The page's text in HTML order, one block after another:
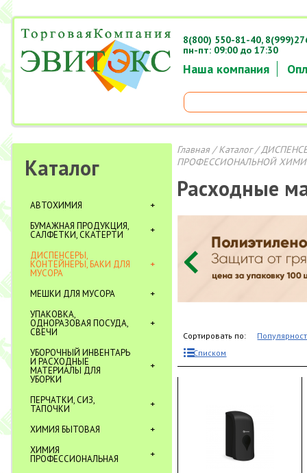
Наша компания
8(800) 550-81-40,
пн-пт: 09:00 до 17:30
Каталог
АВТОХИМИЯ
БУМАЖНАЯ ПРОДУКЦИЯ,
САЛФЕТКИ, СКАТЕРТИ
ДИСПЕНСЕРЫ,
КОНТЕЙНЕРЫ, БАКИ ДЛЯ
МУСОРА
МЕШКИ ДЛЯ МУСОРА
УПАКОВКА,
ОДНОРАЗОВАЯ ПОСУДА,
СВЕЧИ
УБОРОЧНЫЙ ИНВЕНТАРЬ
И РАСХОДНЫЕ
МАТЕРИАЛЫ ДЛЯ
УБОРКИ
ПЕРЧАТКИ, СИЗ,
ТАПОЧКИ
ХИМИЯ БЫТОВАЯ
ХИМИЯ
ПРОФЕССИОНАЛЬНАЯ
Главная/Каталог/
ПРОФЕССИОНАЛЬНОЙ
Расходные
Сортировать по:
Списком